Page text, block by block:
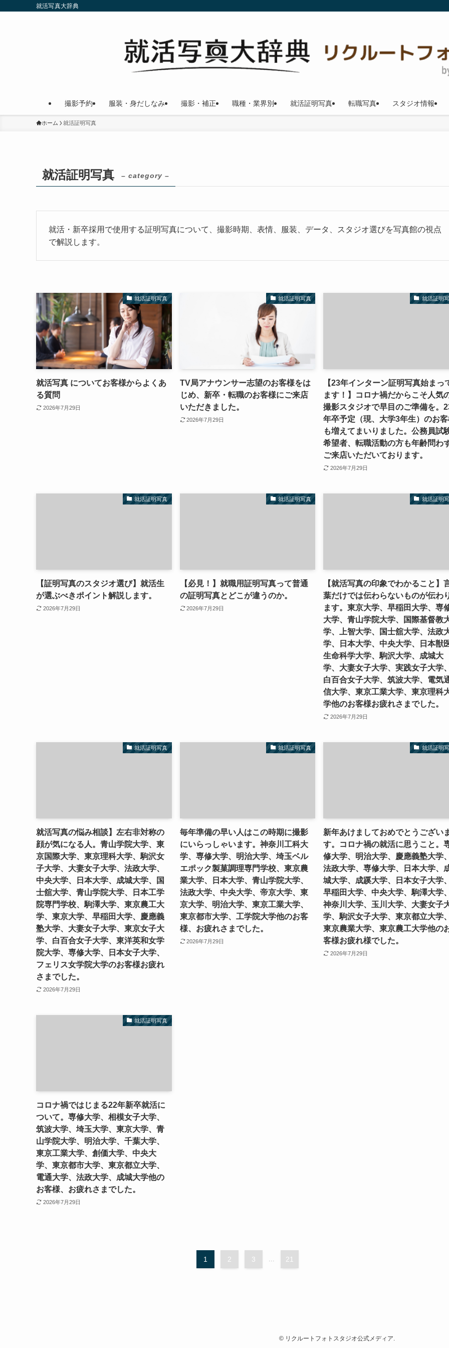
就活写真大辞典
撮影予約 服装・身だしなみ 撮影・補正 職種・業界別 就活証明写真 転職写真 スタジオ情報
ホーム 就活証明写真
就活証明写真 – category –
就活・新卒採用で使用する証明写真について、撮影時期、表情、服装、データ、スタジオ選びを写真館の視点
で解説します。
就活証明写真
就活写真 についてお客様からよくあ
る質問
2026年7月29日
就活証明写真
TV局アナウンサー志望のお客様をは
じめ、新卒・転職のお客様にご来店
いただきました。
2026年7月29日
就活証明
【23年インターン証明写真始まっ
ます！】コロナ禍だからこそ人気
撮影スタジオで早目のご準備を。
年卒予定（現、大学3年生）のお
も増えてまいりました。公務員試
希望者、転職活動の方も年齢問わ
ご来店いただいております。
2026年7月29日
就活証明写真
【証明写真のスタジオ選び】就活生
が選ぶべきポイント解説します。
2026年7月29日
就活証明写真
【必見！】就職用証明写真って普通
の証明写真とどこが違うのか。
2026年7月29日
就活証明
【就活写真の印象でわかること】
葉だけでは伝わらないものが伝わ
ます。東京大学、早稲田大学、専
大学、青山学院大学、国際基督教
学、上智大学、国士舘大学、法政
学、日本大学、中央大学、日本獣
生命科学大学、駒沢大学、成城大
学、大妻女子大学、実践女子大学、
白百合女子大学、筑波大学、電気
信大学、東京工業大学、東京理科
学他のお客様お疲れさまでした。
2026年7月29日
就活証明写真
就活写真の悩み相談】左右非対称の
顔が気になる人。青山学院大学、東
京国際大学、東京理科大学、駒沢女
子大学、大妻女子大学、法政大学、
中央大学、日本大学、成城大学、国
士舘大学、青山学院大学、日本工学
院専門学校、駒澤大学、東京農工大
学、東京大学、早稲田大学、慶應義
塾大学、大妻女子大学、東京女子大
学、白百合女子大学、東洋英和女学
院大学、専修大学、日本女子大学、
フェリス女学院大学のお客様お疲れ
さまでした。
2026年7月29日
就活証明写真
毎年準備の早い人はこの時期に撮影
にいらっしゃいます。神奈川工科大
学、専修大学、明治大学、埼玉ベル
エポック製菓調理専門学校、東京農
業大学、日本大学、青山学院大学、
法政大学、中央大学、帝京大学、東
京大学、明治大学、東京工業大学、
東京都市大学、工学院大学他のお客
様、お疲れさまでした。
2026年7月29日
就活証明
新年あけましておめでとうござい
す。コロナ禍の就活に思うこと。
修大学、明治大学、慶應義塾大学、
法政大学、専修大学、日本大学、
城大学、成蹊大学、日本女子大学、
早稲田大学、中央大学、駒澤大学、
神奈川大学、玉川大学、大妻女子
学、駒沢女子大学、東京都立大学、
東京農業大学、東京農工大学他の
客様お疲れ様でした。
2026年7月29日
就活証明写真
コロナ禍ではじまる22年新卒就活に
ついて。専修大学、相模女子大学、
筑波大学、埼玉大学、東京大学、青
山学院大学、明治大学、千葉大学、
東京工業大学、創価大学、中央大
学、東京都市大学、東京都立大学、
電通大学、法政大学、成城大学他の
お客様、お疲れさまでした。
2026年7月29日
1 2 3 21
©リクルートフォトスタジオ公式メディア.